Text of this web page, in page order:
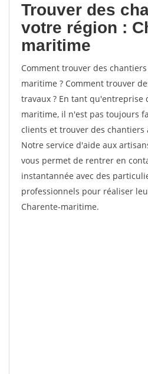
Trouver des
votre région :
maritime
Comment trouver des
maritime ? Comment trouver
travaux ? En tant qu'entreprise
maritime, il n'est pas toujours
clients et trouver des
Notre service d'aide aux
vous permet de rentrer en
instantannée avec des
professionnels pour réaliser
Charente-maritime.